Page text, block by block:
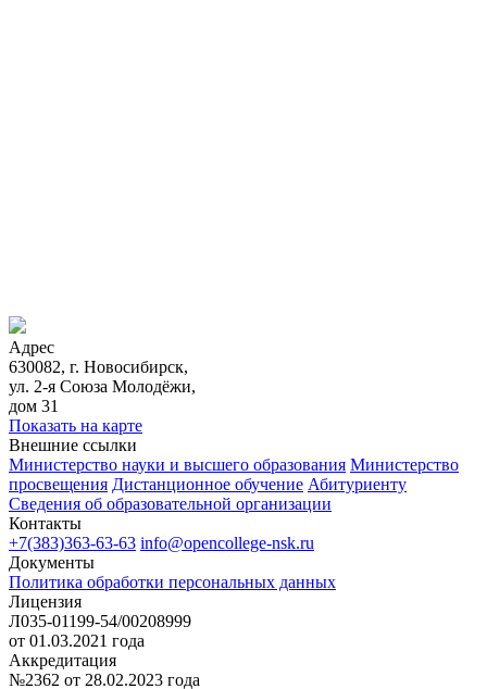
Адрес
630082, г. Новосибирск,
ул. 2-я Союза Молодёжи,
дом 31
Показать на карте
Внешние ссылки
Министерство науки и высшего образования Министерство
просвещения Дистанционное обучение Абитуриенту
Сведения об образовательной организации
Контакты
+7(383)363-63-63 info@opencollege-nsk.ru
Документы
Политика обработки персональных данных
Лицензия
Л035-01199-54/00208999
от 01.03.2021 года
Аккредитация
№2362 от 28.02.2023 года